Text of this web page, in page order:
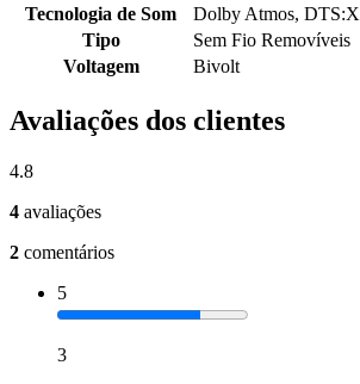
Tecnologia de Som
Dolby Atmos, DTS:X
Tipo
Sem Fio Removíveis
Voltagem
Bivolt
Avaliações dos clientes
4.8
4 avaliações
2 comentários
5
3